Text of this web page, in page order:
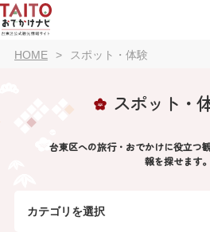
HOME スポット・体験
スポット・
台東区への旅行・おでかけに役立つ
報を探せます。
カテゴリを選択